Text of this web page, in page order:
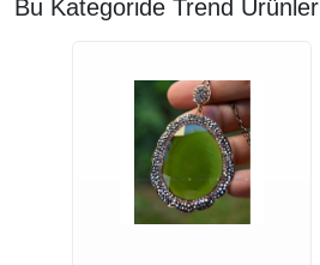
Bu Kategoride Trend Ürünler